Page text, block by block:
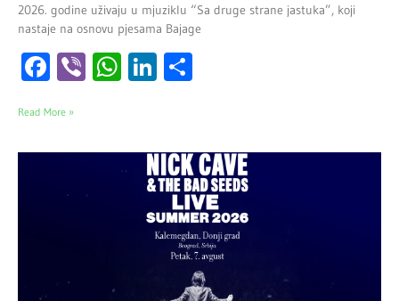
2026. godine uživaju u mjuziklu “Sa druge strane jastuka”, koji
nastaje na osnovu pjesama Bajage
Facebook
ViberWhatsApp
LinkedIn
Read More »